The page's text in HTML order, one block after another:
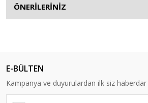
ÖNERİLERİNİZ
E-BÜLTEN
Kampanya ve duyurulardan ilk siz haberdar